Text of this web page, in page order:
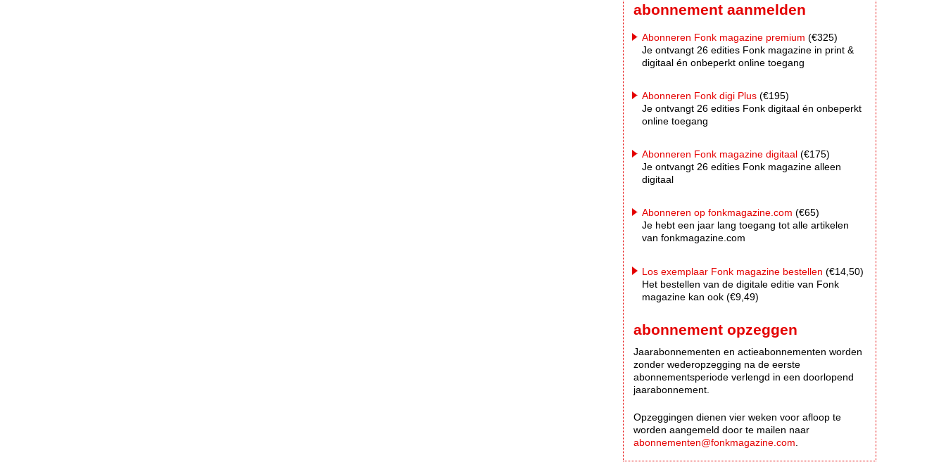
abonnement aanmelden
Abonneren Fonk magazine premium (€325)
Je ontvangt 26 edities Fonk magazine in print &
digitaal én onbeperkt online toegang
Abonneren Fonk digi Plus (€195)
Je ontvangt 26 edities Fonk digitaal én onbeperkt
online toegang
Abonneren Fonk magazine digitaal (€175)
Je ontvangt 26 edities Fonk magazine alleen
digitaal
Abonneren op fonkmagazine.com (€65)
Je hebt een jaar lang toegang tot alle artikelen
van fonkmagazine.com
Los exemplaar Fonk magazine bestellen (€14,50)
Het bestellen van de digitale editie van Fonk
magazine kan ook (€9,49)
abonnement opzeggen
Jaarabonnementen en actieabonnementen worden
zonder wederopzegging na de eerste
abonnementsperiode verlengd in een doorlopend
jaarabonnement.
Opzeggingen dienen vier weken voor afloop te
worden aangemeld door te mailen naar
abonnementen@fonkmagazine.com